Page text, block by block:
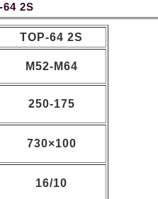
2S
TOP-64 2S
M52-M64
250-175
730×100
16/10